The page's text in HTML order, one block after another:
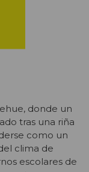
donde un
tras una riña
como un
clima de
escolares de